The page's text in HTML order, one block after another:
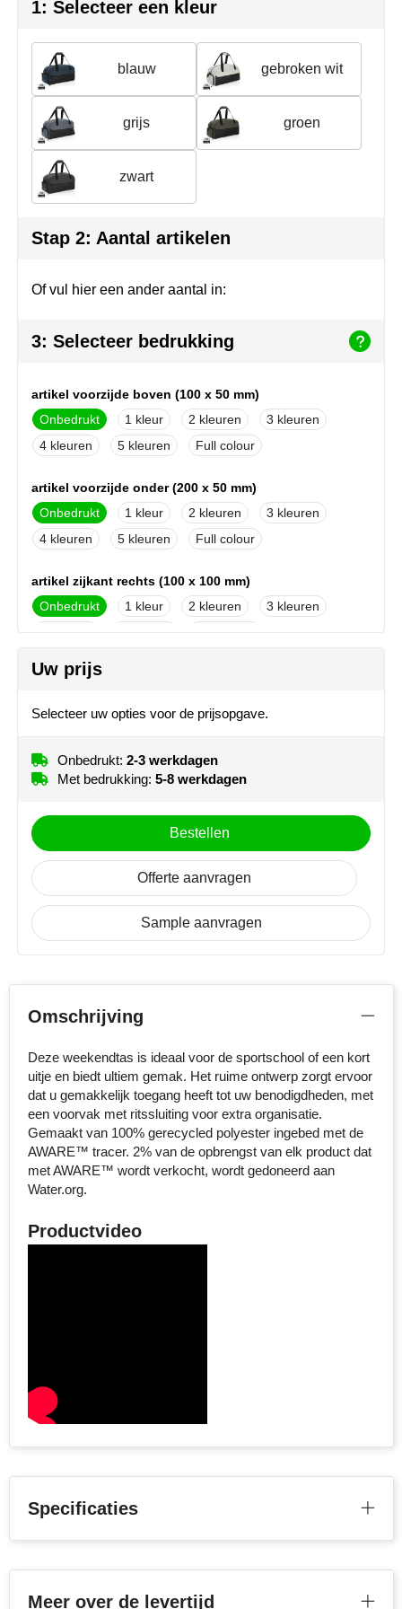
Sportkleding
Tassen
Veiligheid, auto & fiets
Vrije tijd, spellen & outdoor
Werkkleding & bedrijfskleding
Join the pipe
Kambukka
Lipton
MagLite
Marksman
Mentos
Mepal
MiniMAX
NoStress
Ocean Bottle
Orrefors
Parker pennen
Peekay
Philips
Retulp
Senator
Sophie Muval
Stanley
Stilolinea
STORMaxi
Victorinox
Vinga
Waterman
1: Selecteer een kleur
blauw gebroken wit
grijs groen
zwart
Stap 2: Aantal artikelen
Of vul hier een ander aantal in:
3: Selecteer bedrukking
artikel voorzijde boven (100 x 50 mm)
Onbedrukt
1 2
3
4
5 Full colour
artikel voorzijde onder (200 x 50 mm)
Onbedrukt
1 2
3
4
5 Full colour
artikel zijkant rechts (100 x 100 mm)
Onbedrukt
1 2
3
artikel achterzijde (200 x 100 mm)
5 Full colour
artikel voorzijde boven (80 x 80 mm)
artikel voorzijde onder (100 x 100 mm)
Onbedrukt
Borduren
artikel zijkant rechts (80 x 80 mm)
Borduren
Uw prijs
Selecteer uw opties voor de prijsopgave.
Onbedrukt: 2-3 werkdagen
Met bedrukking: 5-8 werkdagen
Bestellen
Offerte aanvragen
Sample aanvragen
Omschrijving
Deze weekendtas is ideaal voor de sportschool of een kort
uitje en biedt ultiem gemak. Het ruime ontwerp zorgt ervoor
dat u gemakkelijk toegang heeft tot uw benodigdheden, met
een voorvak met ritssluiting voor extra organisatie.
Gemaakt van 100% gerecycled polyester ingebed met de
AWARE™ tracer. 2% van de opbrengst van elk product dat
met AWARE™ wordt verkocht, wordt gedoneerd aan
Water.org.
Productvideo
Specificaties
Meer over de levertijd